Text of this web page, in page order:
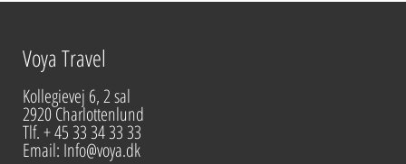
Voya Travel
Kollegievej 6, 2 sal
2920 Charlottenlund
Tlf. + 45 33 34 33 33
Email: Info@voya.dk